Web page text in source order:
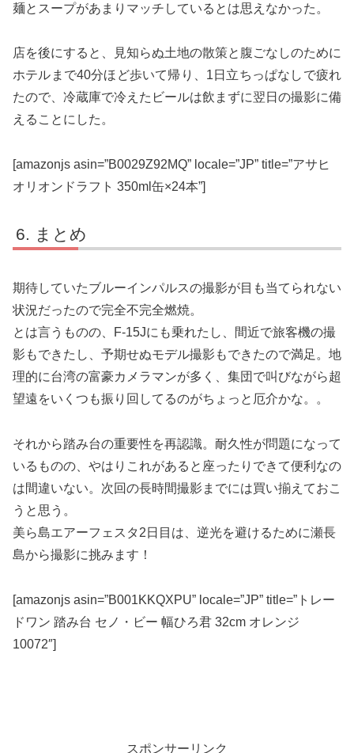
麺とスープがあまりマッチしているとは思えなかった。
店を後にすると、見知らぬ土地の散策と腹ごなしのために
ホテルまで40分ほど歩いて帰り、1日立ちっぱなしで疲れ
たので、冷蔵庫で冷えたビールは飲まずに翌日の撮影に備
えることにした。
[amazonjs asin=”B0029Z92MQ” locale=”JP” title=”アサヒ
オリオンドラフト 350ml缶×24本”]
まとめ
期待していたブルーインパルスの撮影が目も当てられない
状況だったので完全不完全燃焼。
とは言うものの、F-15Jにも乗れたし、間近で旅客機の撮
影もできたし、予期せぬモデル撮影もできたので満足。地
理的に台湾の富豪カメラマンが多く、集団で叫びながら超
望遠をいくつも振り回してるのがちょっと厄介かな。。
それから踏み台の重要性を再認識。耐久性が問題になって
いるものの、やはりこれがあると座ったりできて便利なの
は間違いない。次回の長時間撮影までには買い揃えておこ
うと思う。
美ら島エアーフェスタ2日目は、逆光を避けるために瀬長
島から撮影に挑みます！
[amazonjs asin=”B001KKQXPU” locale=”JP” title=”トレー
ドワン 踏み台 セノ・ビー 幅ひろ君 32cm オレンジ
10072″]
スポンサーリンク